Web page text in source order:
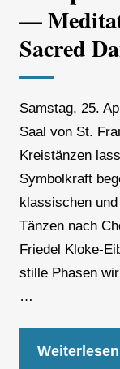
—
Sacred
Samstag, 25.
Saal von St.
Kreistänzen
Symbolkraft
klassischen
Tänzen nach
Friedel Kloke-
stille Phasen
…
Weiterlesen